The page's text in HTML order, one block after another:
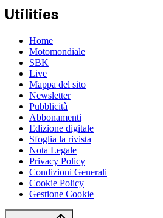
Utilities
Home
Motomondiale
SBK
Live
Mappa del sito
Newsletter
Pubblicità
Abbonamenti
Edizione digitale
Sfoglia la rivista
Nota Legale
Privacy Policy
Condizioni Generali
Cookie Policy
Gestione Cookie